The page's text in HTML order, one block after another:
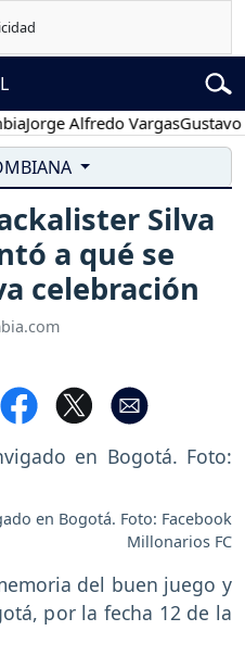
Alfredo VargasGustavo Petro
Silva
a qué se
celebración
en Bogotá. Foto: Facebook
Millonarios FC
del buen juego y
por la fecha 12 de la